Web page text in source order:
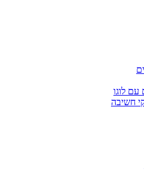
עם לוגו
חשיבה